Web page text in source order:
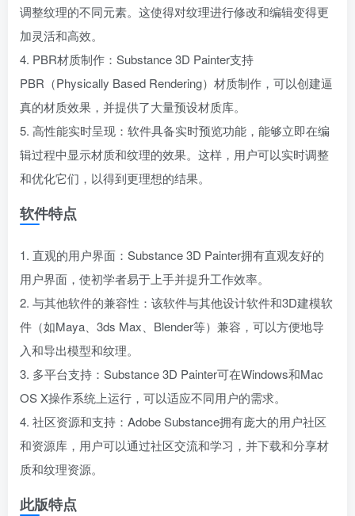
调整纹理的不同元素。这使得对纹理进行修改和编辑变得更
加灵活和高效。
4. PBR材质制作：Substance 3D Painter支持
PBR（Physically Based Rendering）材质制作，可以创建逼
真的材质效果，并提供了大量预设材质库。
5. 高性能实时呈现：软件具备实时预览功能，能够立即在编
辑过程中显示材质和纹理的效果。这样，用户可以实时调整
和优化它们，以得到更理想的结果。
软件特点
1. 直观的用户界面：Substance 3D Painter拥有直观友好的
用户界面，使初学者易于上手并提升工作效率。
2. 与其他软件的兼容性：该软件与其他设计软件和3D建模软
件（如Maya、3ds Max、Blender等）兼容，可以方便地导
入和导出模型和纹理。
3. 多平台支持：Substance 3D Painter可在Windows和Mac
OS X操作系统上运行，可以适应不同用户的需求。
4. 社区资源和支持：Adobe Substance拥有庞大的用户社区
和资源库，用户可以通过社区交流和学习，并下载和分享材
质和纹理资源。
此版特点